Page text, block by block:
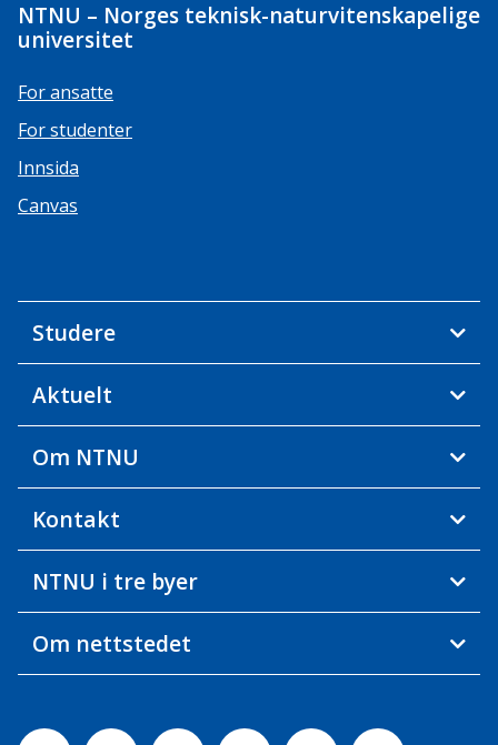
NTNU – Norges teknisk-naturvitenskapelige
universitet
For ansatte
For studenter
Innsida
Canvas
Studere
Aktuelt
Om NTNU
Kontakt
NTNU i tre byer
Om nettstedet